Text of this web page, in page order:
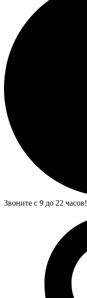
Звоните с 9 до 22 часов!